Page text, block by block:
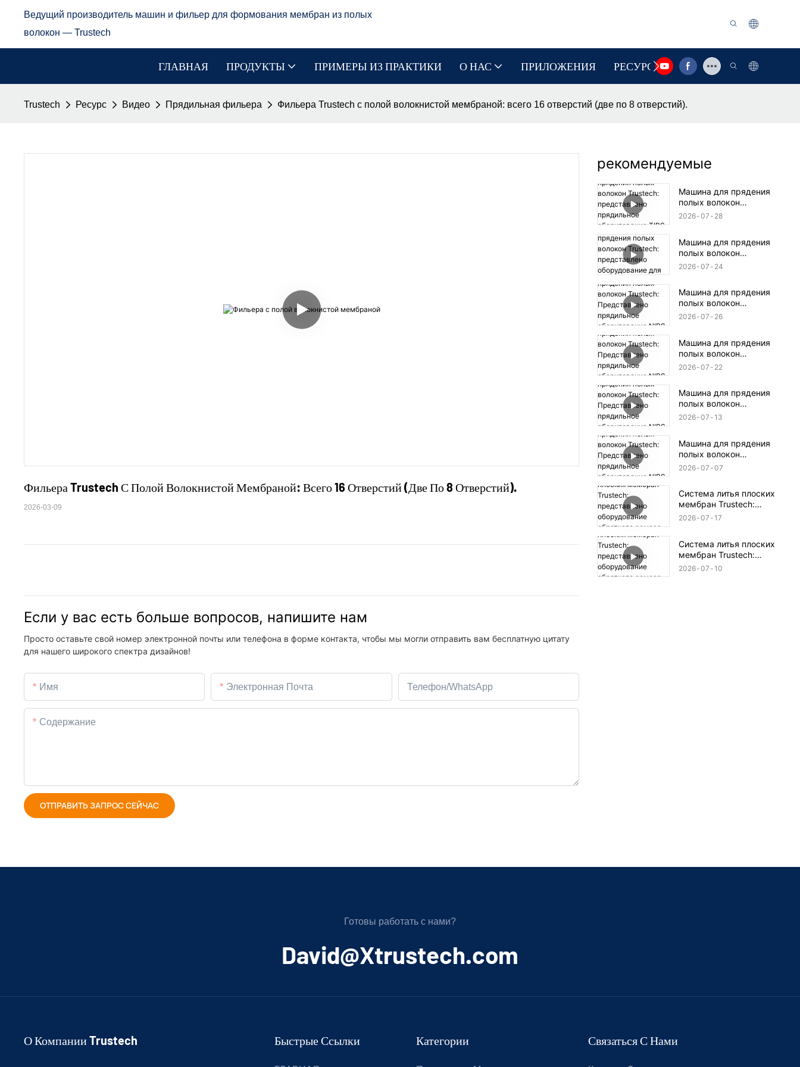
Ведущий производитель машин и фильер для формования мембран из полых
волокон — Trustech
ГЛАВНАЯ ПРОДУКТЫ ПРИМЕРЫ ИЗ ПРАКТИКИ О НАС ПРИЛОЖЕНИЯ РЕСУРС СВЯЗАТЬСЯ С НАМИ
Trustech Ресурс Видео Прядильная фильера Фильера Trustech с полой волокнистой мембраной: всего 16 отверстий (две по 8 отверстий).
Фильера Trustech С Полой Волокнистой Мембраной: Всего 16 Отверстий (две По 8 Отверстий).
2026-03-09
Если у вас есть больше вопросов, напишите нам
Просто оставьте свой номер электронной почты или телефона в форме контакта, чтобы мы могли отправить вам бесплатную цитату
для нашего широкого спектра дизайнов!
Имя Электронная Почта Телефон/WhatsApp
Содержание
ОТПРАВИТЬ ЗАПРОС СЕЙЧАС
рекомендуемые
Машина для прядения
полых волокон
Trustech: представлено
2026 07 28
Машина для прядения
полых волокон
Trustech: представлено
2026 07 24
Машина для прядения
полых волокон
Trustech:
оборудование NIPS
(18)
2026 07 26
Машина для прядения
полых волокон
Trustech:
оборудование NIPS (17)
2026 07 22
Машина для прядения
полых волокон
Trustech:
оборудование NIPS
(16)
2026 07 13
Машина для прядения
полых волокон
Trustech:
оборудование NIPS
(15)
2026 07 07
Система литья плоских
мембран Trustech:
представлено
2026 07 17
Система литья плоских
мембран Trustech:
представлено
2026 07 10
Готовы работать с нами?
﻿David@Xtrustech.com
О Компании Trustech Быстрые Ссылки Категории Связаться С Нами